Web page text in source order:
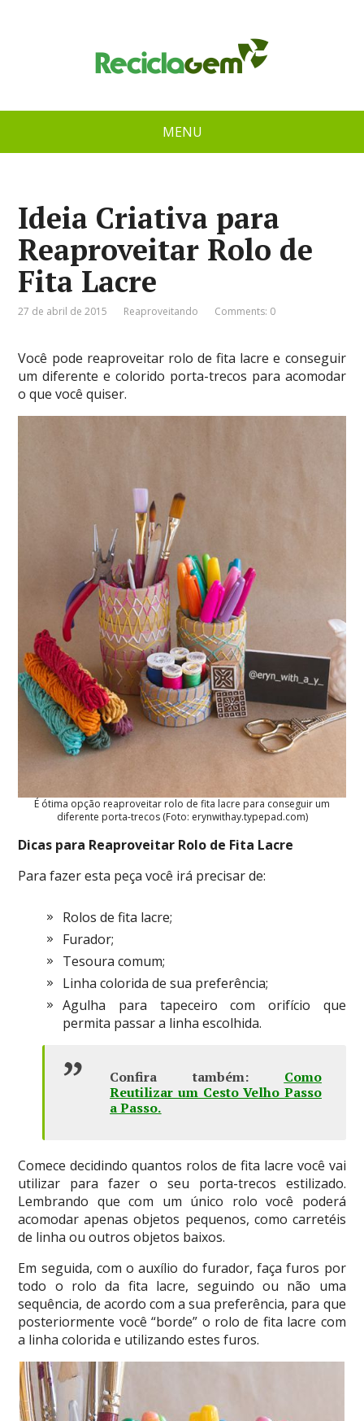
MENU
Ideia Criativa para
Reaproveitar Rolo de
Fita Lacre
27 de abril de 2015 Reaproveitando Comments: 0
Você pode reaproveitar rolo de fita lacre e conseguir
um diferente e colorido porta-trecos para acomodar
o que você quiser.
É ótima opção reaproveitar rolo de fita lacre para conseguir um
diferente porta-trecos (Foto: erynwithay.typepad.com)
Dicas para Reaproveitar Rolo de Fita Lacre
Para fazer esta peça você irá precisar de:
Rolos de fita lacre;
Furador;
Tesoura comum;
Linha colorida de sua preferência;
Agulha para tapeceiro com orifício que
permita passar a linha escolhida.
Confira também: Como
Reutilizar um Cesto Velho Passo
a Passo.
Comece decidindo quantos rolos de fita lacre você vai
utilizar para fazer o seu porta-trecos estilizado.
Lembrando que com um único rolo você poderá
acomodar apenas objetos pequenos, como carretéis
de linha ou outros objetos baixos.
Em seguida, com o auxílio do furador, faça furos por
todo o rolo da fita lacre, seguindo ou não uma
sequência, de acordo com a sua preferência, para que
posteriormente você “borde” o rolo de fita lacre com
a linha colorida e utilizando estes furos.